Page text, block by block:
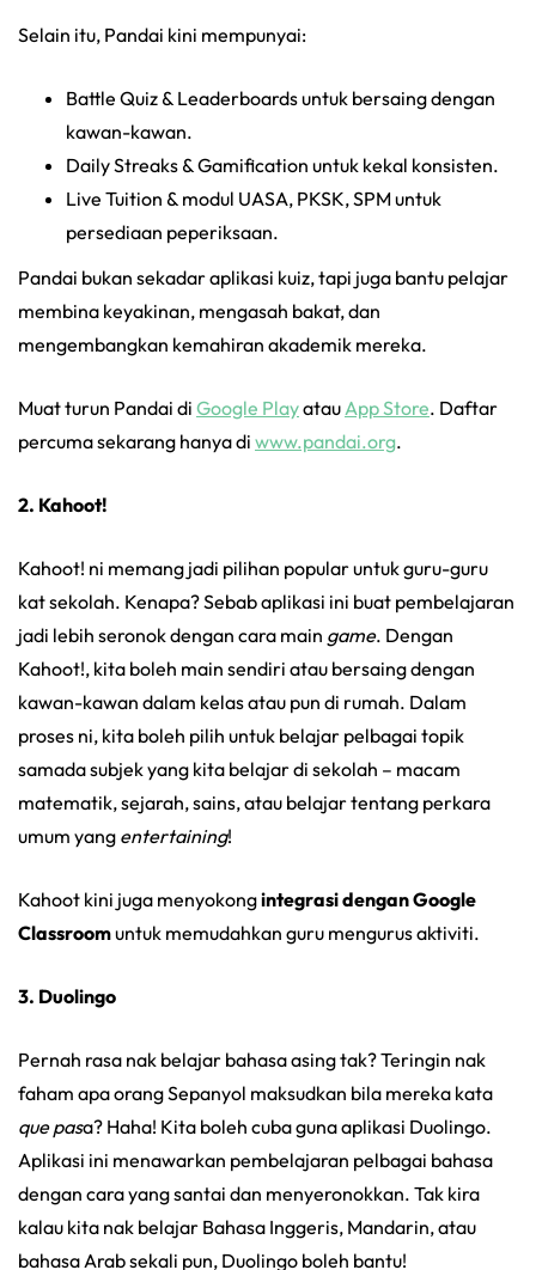
Selain itu, Pandai kini mempunyai:
Battle Quiz & Leaderboards untuk bersaing dengan
kawan-kawan.
Daily Streaks & Gamification untuk kekal konsisten.
Live Tuition & modul UASA, PKSK, SPM untuk
persediaan peperiksaan.
Pandai bukan sekadar aplikasi kuiz, tapi juga bantu pelajar
membina keyakinan, mengasah bakat, dan
mengembangkan kemahiran akademik mereka.
Muat turun Pandai di Google Playatau App Store. Daftar
percuma sekarang hanya di www.pandai.org.
2. Kahoot!
Kahoot! ni memang jadi pilihan popular untuk guru-guru
kat sekolah. Kenapa? Sebab aplikasi ini buat pembelajaran
jadi lebih seronok dengan cara main game. Dengan
Kahoot!, kita boleh main sendiri atau bersaing dengan
kawan-kawan dalam kelas atau pun di rumah. Dalam
proses ni, kita boleh pilih untuk belajar pelbagai topik
samada subjek yang kita belajar di sekolah – macam
matematik, sejarah, sains, atau belajar tentang perkara
umum yang entertaining!
Kahoot kini juga menyokongintegrasi dengan Google
Classroomuntuk memudahkan guru mengurus aktiviti.
3. Duolingo
Pernah rasa nak belajar bahasa asing tak? Teringin nak
faham apa orang Sepanyol maksudkan bila mereka kata
que pasa? Haha! Kita boleh cuba guna aplikasi Duolingo.
Aplikasi ini menawarkan pembelajaran pelbagai bahasa
dengan cara yang santai dan menyeronokkan. Tak kira
kalau kita nak belajar Bahasa Inggeris, Mandarin, atau
bahasa Arab sekali pun, Duolingo boleh bantu!